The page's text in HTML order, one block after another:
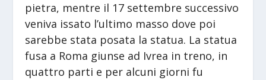
pietra, mentre il 17 settembre successivo
veniva issato l’ultimo masso dove poi
sarebbe stata posata la statua. La statua
fusa a Roma giunse ad Ivrea in treno, in
quattro parti e per alcuni giorni fu